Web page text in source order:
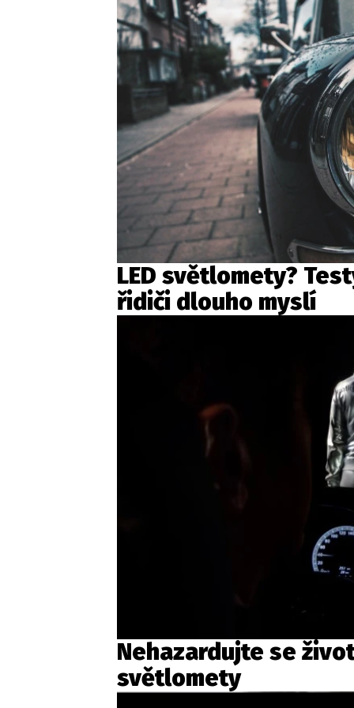
LED světlomety?
řidiči dlouho myslí
Nehazardujte se
světlomety